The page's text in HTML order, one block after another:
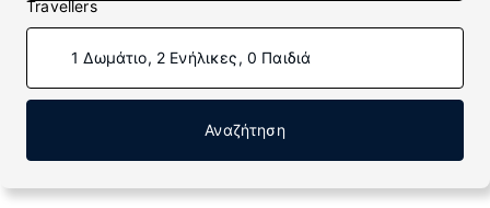
Travellers
1 Δωμάτιο, 2 Ενήλικες, 0 Παιδιά
Αναζήτηση